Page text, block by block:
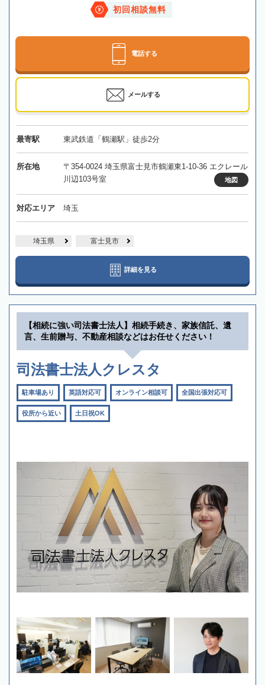
初回相談無料
電話する
メールする
最寄駅 東武鉄道「鶴瀬駅」徒歩2分
所在地
〒354-0024 埼玉県富士見市鶴瀬東1-10-36 エクレール
川辺103号室
地図
対応エリア 埼玉
埼玉県 富士見市
詳細を見る
【相続に強い司法書士法人】相続手続き、家族信託、遺
言、生前贈与、不動産相談などはお任せください！
司法書士法人クレスタ
駐車場あり 英語対応可 オンライン相談可 全国出張対応可
役所から近い 土日祝OK